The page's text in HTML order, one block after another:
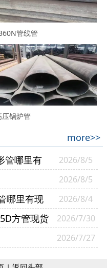
管线管
压锅炉管
more>>
管哪里有
2026/8/5
2026/8/5
哪里有现
2026/8/4
方管现货
2026/7/30
2026/7/27